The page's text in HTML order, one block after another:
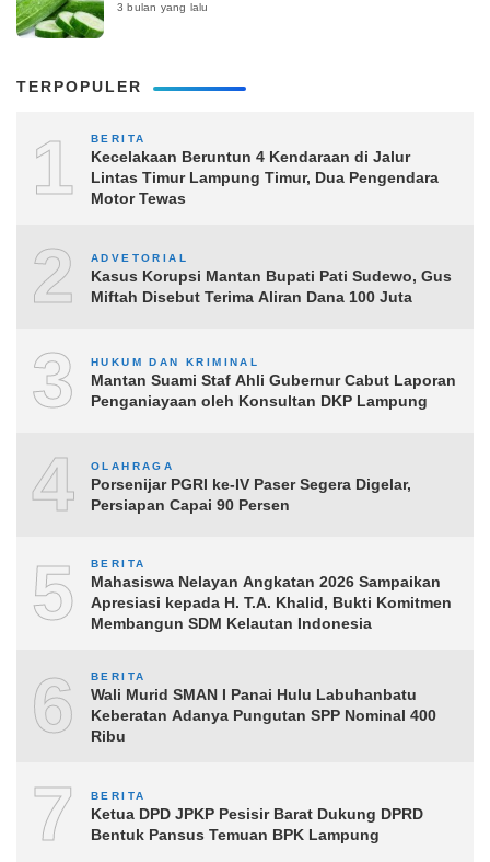
3 bulan yang lalu
TERPOPULER
1 BERITA
Kecelakaan Beruntun 4 Kendaraan di Jalur
Lintas Timur Lampung Timur, Dua Pengendara
Motor Tewas
2 ADVETORIAL
Kasus Korupsi Mantan Bupati Pati Sudewo, Gus
Miftah Disebut Terima Aliran Dana 100 Juta
3 HUKUM DAN KRIMINAL
Mantan Suami Staf Ahli Gubernur Cabut Laporan
Penganiayaan oleh Konsultan DKP Lampung
4 OLAHRAGA
Porsenijar PGRI ke-IV Paser Segera Digelar,
Persiapan Capai 90 Persen
5 BERITA
Mahasiswa Nelayan Angkatan 2026 Sampaikan
Apresiasi kepada H. T.A. Khalid, Bukti Komitmen
Membangun SDM Kelautan Indonesia
6 BERITA
Wali Murid SMAN I Panai Hulu Labuhanbatu
Keberatan Adanya Pungutan SPP Nominal 400
Ribu
7 BERITA
Ketua DPD JPKP Pesisir Barat Dukung DPRD
Bentuk Pansus Temuan BPK Lampung